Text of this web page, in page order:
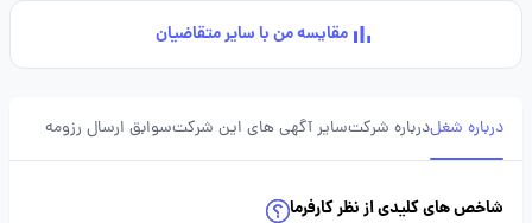
مقایسه من با سایر متقاضیان
درباره شغلدرباره شرکتسایر آگهی های این شرکتسوابق ارسال رزومه
شاخص های کلیدی از نظر کارفرما